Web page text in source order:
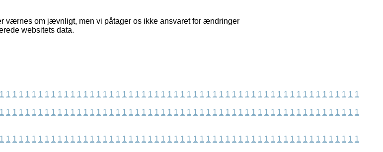
værnes om jævnligt, men vi påtager os ikke ansvaret for ændringer
websitets data.
1 1 1 1 1 1 1 1 1 1 1 1 1 1 1 1 1 1 1 1 1 1 1 1 1 1 1 1 1 1 1 1 1 1 1 1 1 1 1 1 1 1 1 1 1 1 1 1 1 1 1 1 1 1 1 1
1 1 1 1 1 1 1 1 1 1 1 1 1 1 1 1 1 1 1 1 1 1 1 1 1 1 1 1 1 1 1 1 1 1 1 1 1 1 1 1 1 1 1 1 1 1 1 1 1 1 1 1 1 1 1 1
1 1 1 1 1 1 1 1 1 1 1 1 1 1 1 1 1 1 1 1 1 1 1 1 1 1 1 1 1 1 1 1 1 1 1 1 1 1 1 1 1 1 1 1 1 1 1 1 1 1 1 1 1 1 1 1